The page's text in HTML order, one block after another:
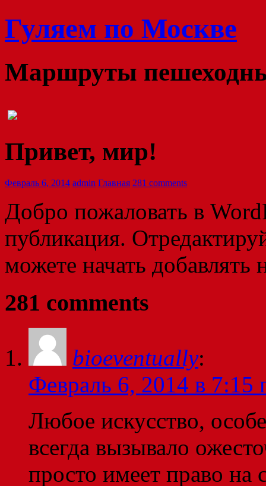
Гуляем по Москве
Маршруты
Привет, мир!
Февраль 6, 2014 admin Главная 281 comments
Добро пожаловать в
публикация.
можете начать добавлять
281 comments
bioeventually:
Февраль 6, 2014 в 7:15
Любое искусство,
всегда вызывало
просто имеет право на